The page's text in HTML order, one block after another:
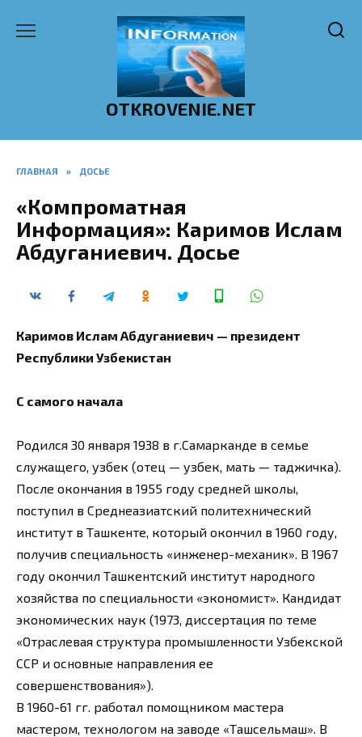
OTKROVENIE.NET
ГЛАВНАЯ » ДОСЬЕ
«Компроматная
Информация»: Каримов Ислам
Абдуганиевич. Досье
Каримов Ислам Абдуганиевич — президент
Республики Узбекистан
С самого начала
Родился 30 января 1938 в г.Самарканде в семье
служащего, узбек (отец — узбек, мать — таджичка).
После окончания в 1955 году средней школы,
поступил в Среднеазиатский политехнический
институт в Ташкенте, который окончил в 1960 году,
получив специальность «инженер-механик». В 1967
году окончил Ташкентский институт народного
хозяйства по специальности «экономист». Кандидат
экономических наук (1973, диссертация по теме
«Отраслевая структура промышленности Узбекской
ССР и основные направления ее
совершенствования»).
В 1960-61 гг. работал помощником мастера
мастером, технологом на заводе «Ташсельмаш». В